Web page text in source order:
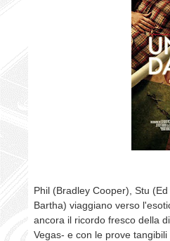
Phil (Bradley Cooper), Stu
Bartha) viaggiano verso
ancora il ricordo fresco della
Vegas- e con le prove